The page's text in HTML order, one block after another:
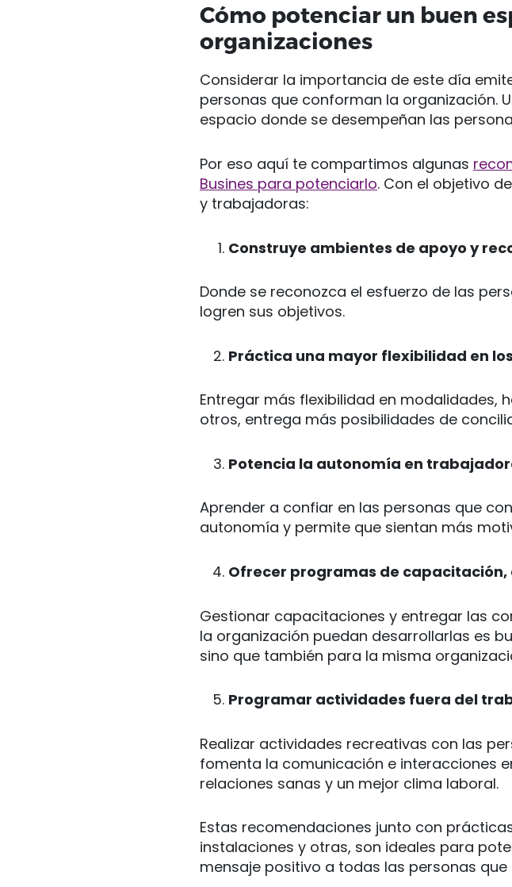
Cómo potenciar un buen
organizaciones
Considerar la importancia de este día
personas que conforman la organización.
espacio donde se desempeñan las
Por eso aquí te compartimos algunas
Busines para potenciarlo. Con el objetivo
y trabajadoras:
Construye ambientes de apoyo y
Donde se reconozca el esfuerzo de las
logren sus objetivos.
Práctica una mayor flexibilidad en
Entregar más flexibilidad en modalidades,
otros, entrega más posibilidades de
Potencia la autonomía en
Aprender a confiar en las personas que
autonomía y permite que sientan más
Ofrecer programas de
Gestionar capacitaciones y entregar las
la organización puedan desarrollarlas es
sino que también para la misma
Programar actividades fuera del
Realizar actividades recreativas con las
fomenta la comunicación e interacciones
relaciones sanas y un mejor clima laboral.
Estas recomendaciones junto con
instalaciones y otras, son ideales para
mensaje positivo a todas las personas